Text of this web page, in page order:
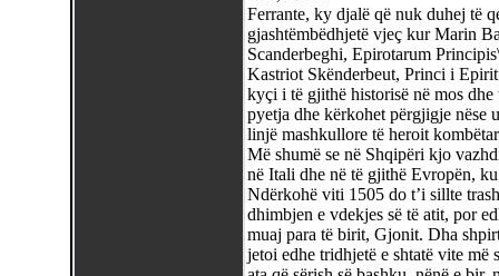
Ferrante, ky djalë që nuk duhej të
gjashtëmbëdhjetë vjeç kur Marin
Scanderbeghi, Epirotarum
Kastriot Skënderbeut, Princi i
kyçi i të gjithë historisë në mos
pyetja dhe kërkohet përgjigje nëse
linjë mashkullore të heroit
Më shumë se në Shqipëri kjo
në Itali dhe në të gjithë Evropën,
Ndërkohë viti 1505 do t’i sillte
dhimbjen e vdekjes së të atit, por
muaj para të birit, Gjonit. Dha
jetoi edhe tridhjetë e shtatë vite